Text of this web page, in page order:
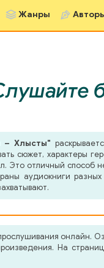
Жанры
– Хлысты"
сюжет, характеры
Это отличный способ
аудиокниги
онлайн.
На